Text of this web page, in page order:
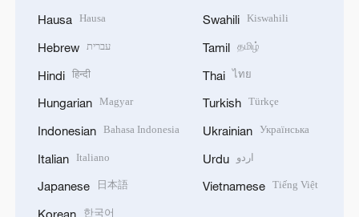
Hausa Hausa
Hebrew עברית
Hindi हिन्दी
Hungarian Magyar
Indonesian Bahasa Indonesia
Italian Italiano
Japanese 日本語
Korean 한국어
Swahili Kiswahili
Tamil தமிழ்
Thai ไทย
Turkish Türkçe
Ukrainian Українська
Urdu اردو
Vietnamese Tiếng Việt